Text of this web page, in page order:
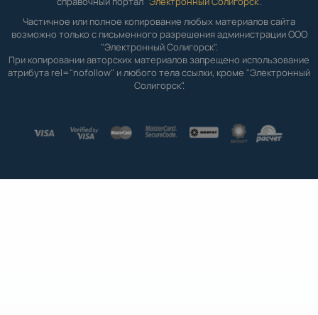
Частичное или полное копирование любых материалов сайта
возможно только с письменного разрешения администрации ООО
"Электронный Солигорск".
При копировании авторских материалов запрещено использование
атрибута rel="nofollow" и любого тела ссылки, кроме "Электронный
Солигорск".